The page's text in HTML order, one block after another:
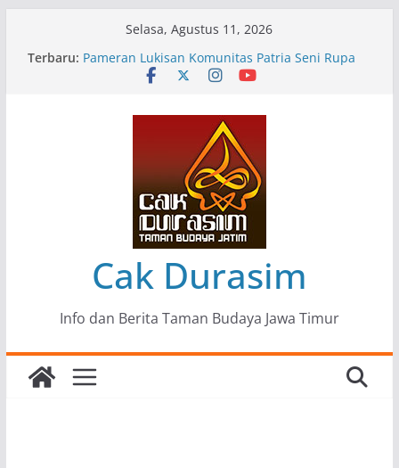
Selasa, Agustus 11, 2026
Terbaru: Derita Pekerja Pertambangan
Pameran Lukisan Komunitas Patria Seni Rupa
Perlawanan
Mengupas Sunyi dan Luka di Balik “Samaleak”
Menjaga Marwah Seni dan Budaya: Catatan
Kunjungan Kerja Ir. Bambang Haryo Soekartono
(BHS) Anggota DPR RI ke Taman Budaya Jawa
Pameran Tunggal 35 Karya Agus Koecink
Cak Durasim
Info dan Berita Taman Budaya Jawa Timur